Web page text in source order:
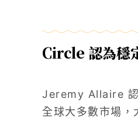
Circle 認為穩
Jeremy Allaire 認
全球大多數市場，